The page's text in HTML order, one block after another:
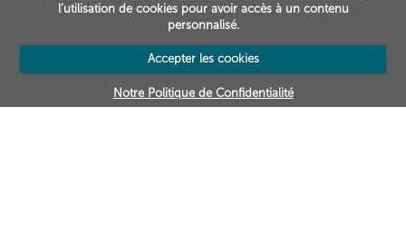
l’utilisation de cookies pour avoir accès à un contenu
personnalisé.
Accepter les cookies
Notre Politique de Confidentialité